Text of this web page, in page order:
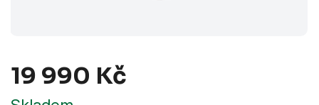
19 990 Kč